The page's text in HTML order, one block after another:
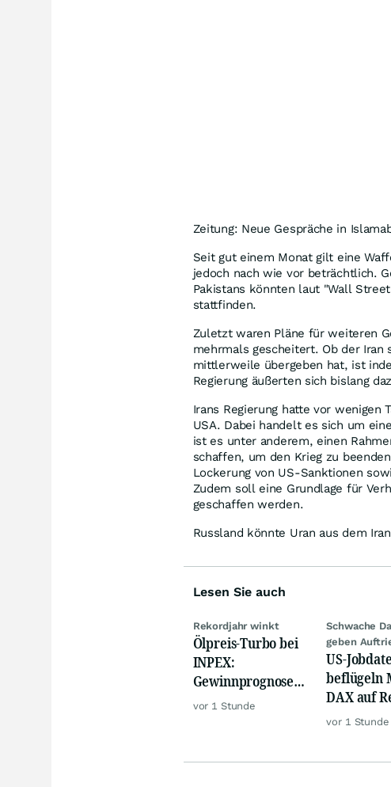
Zeitung: Neue Gespräche in
Seit gut einem Monat gilt eine
jedoch nach wie vor beträchtlich.
Pakistans könnten laut "Wall
stattfinden.
Zuletzt waren Pläne für weiteren
mehrmals gescheitert. Ob der Iran
mittlerweile übergeben hat, ist
Regierung äußerten sich bislang
Irans Regierung hatte vor wenigen
USA. Dabei handelt es sich um
ist es unter anderem, einen
schaffen, um den Krieg zu
Lockerung von US-Sanktionen
Zudem soll eine Grundlage für
geschaffen werden.
Russland könnte Uran aus dem
Lesen Sie auch
Rekordjahr winkt
Ölpreis-Turbo bei
INPEX:
Gewinnprognose
schießt auf
vor 1 Stunde
Schwache
geben
US-
beflügeln
DAX auf
Gold hebt
vor 1 Stunde